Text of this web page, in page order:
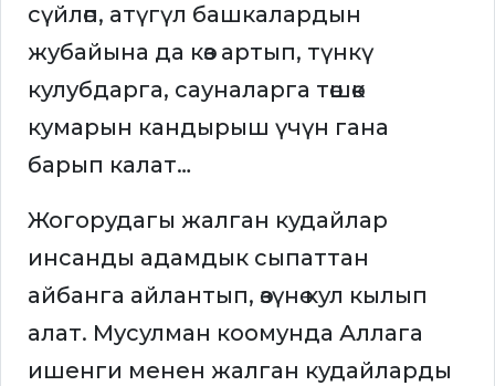
сүйлөп, атүгүл башкалардын
жубайына да көз артып, түнкү
кулубдарга, сауналарга төшөк
кумарын кандырыш үчүн гана
барып калат…
Жогорудагы жалган кудайлар
инсанды адамдык сыпаттан
айбанга айлантып, өзүнө кул кылып
алат. Мусулман коомунда Аллага
ишенги менен жалган кудайларды